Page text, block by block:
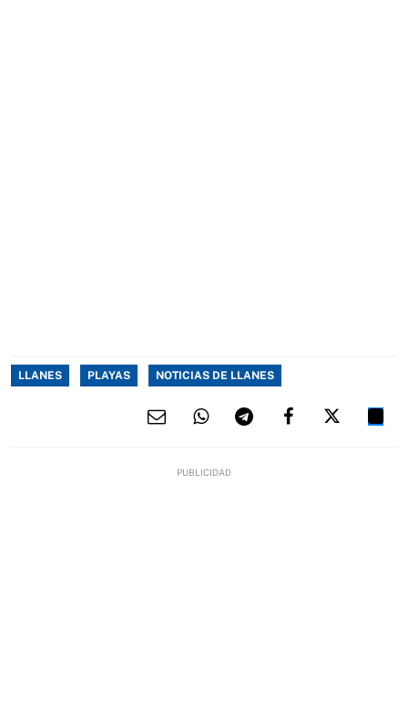
LLANES PLAYAS NOTICIAS DE LLANES